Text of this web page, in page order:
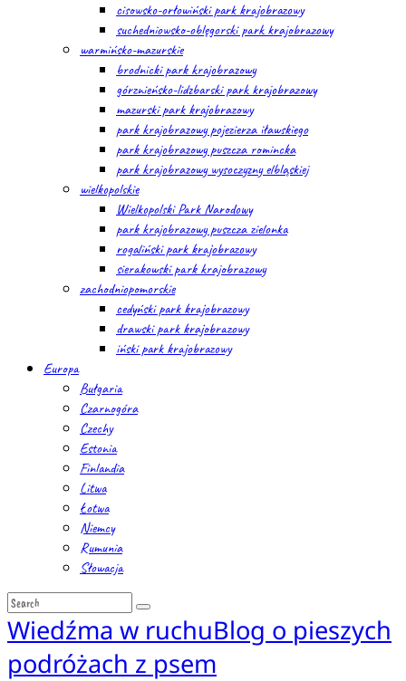
cisowsko-orłowiński park krajobrazowy
suchedniowsko-oblęgorski park krajobrazowy
warmińsko-mazurskie
brodnicki park krajobrazowy
górznieńsko-lidzbarski park krajobrazowy
mazurski park krajobrazowy
park krajobrazowy pojezierza iławskiego
park krajobrazowy puszcza romincka
park krajobrazowy wysoczyzny elbląskiej
wielkopolskie
Wielkopolski Park Narodowy
park krajobrazowy puszcza zielonka
rogaliński park krajobrazowy
sierakowski park krajobrazowy
zachodniopomorskie
cedyński park krajobrazowy
drawski park krajobrazowy
iński park krajobrazowy
Europa
Bułgaria
Czarnogóra
Czechy
Estonia
Finlandia
Litwa
Łotwa
Niemcy
Rumunia
Słowacja
Wiedźma w ruchuBlog o pieszych
podróżach z psem